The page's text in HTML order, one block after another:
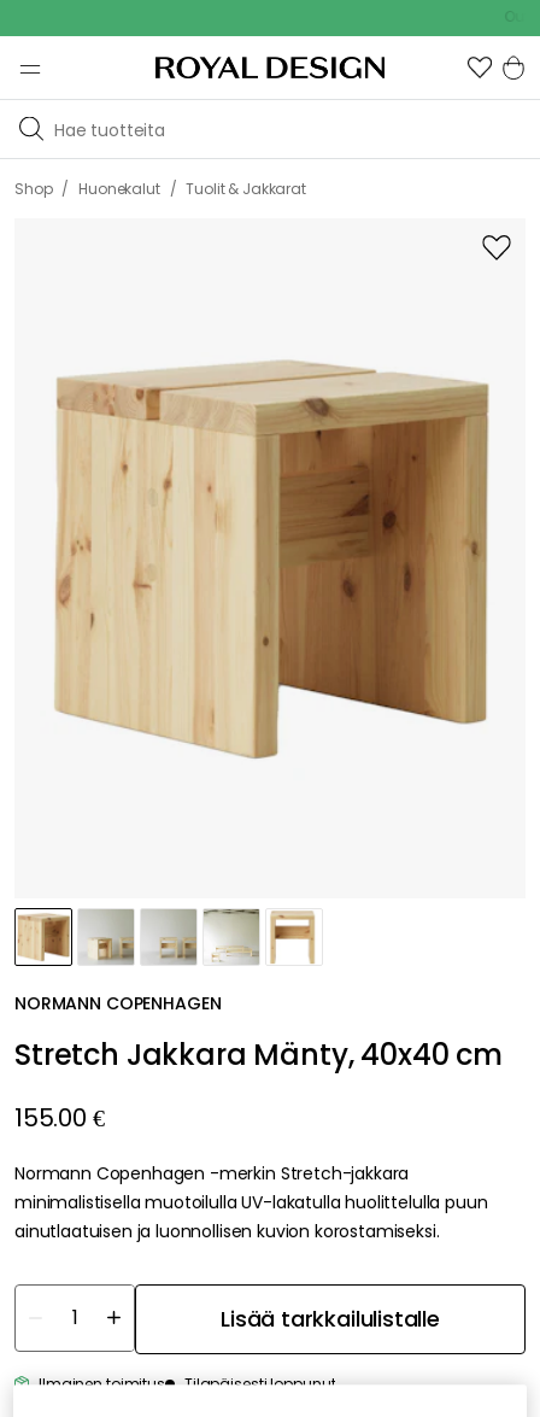
Outdoor
Shop / Huonekalut / Tuolit & Jakkarat
NORMANN COPENHAGEN
Stretch Jakkara Mänty, 40x40 cm
155.00 €
Normann Copenhagen -merkin Stretch-jakkara
minimalistisella muotoilulla UV-lakatulla huolittelulla puun
ainutlaatuisen ja luonnollisen kuvion korostamiseksi.
Ilmainen toimitus Tilapäisesti loppunut
Ilmainen toimitus yli 79 €*